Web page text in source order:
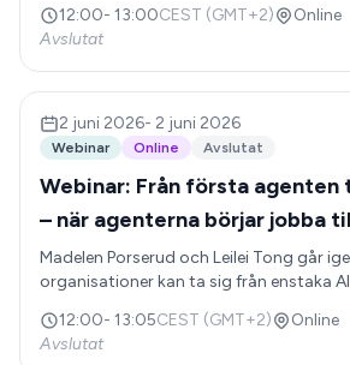
patterns that other teams can adapt to
The session covers how agents can help
understand large codebases,
pull requests, manage releases, and
also discusses the developer’s evolving
between autonomy and oversight.
12:00- 13:00CEST (GMT+2)
Online
Avslutat
2 juni 2026- 2 juni 2026
Webinar Online Avslutat
Webinar: Från första agenten
– när agenterna börjar jobba
Madelen Porserud och Leilei Tong går
organisationer kan ta sig från enstaka
samarbetar med människor och med
och plattformar ni redan använder. För
12:00- 13:05CEST (GMT+2)
Online
Avslutat